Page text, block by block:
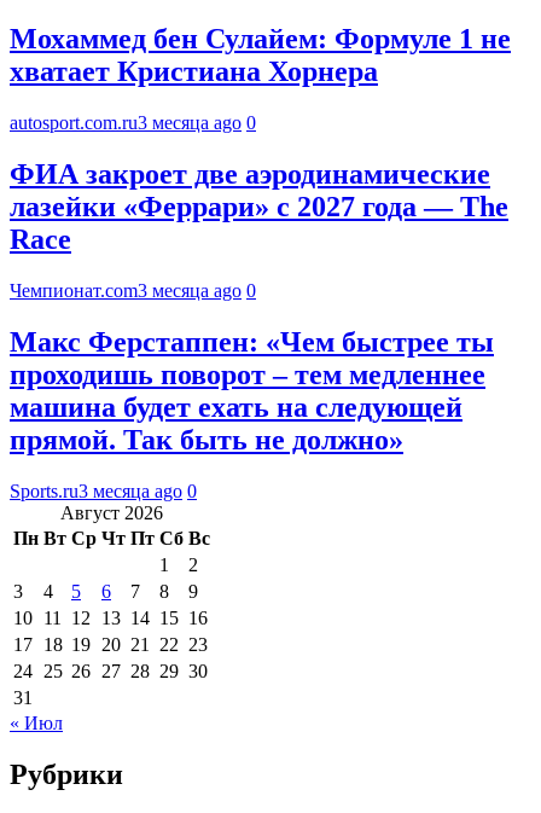
Мохаммед бен Сулайем: Формуле 1 не
хватает Кристиана Хорнера
autosport.com.ru3 месяца ago 0
ФИА закроет две аэродинамические
лазейки «Феррари» с 2027 года — The
Race
Чемпионат.com3 месяца ago 0
Макс Ферстаппен: «Чем быстрее ты
проходишь поворот – тем медленнее
машина будет ехать на следующей
прямой. Так быть не должно»
Sports.ru3 месяца ago 0
Август 2026
Пн Вт Ср Чт Пт Сб Вс
1
2
3
4 5 6 7 8
9
10 11 12 13 14 15 16
17 18 19 20 21 22 23
24 25 26 27 28 29 30
31
« Июл
Рубрики